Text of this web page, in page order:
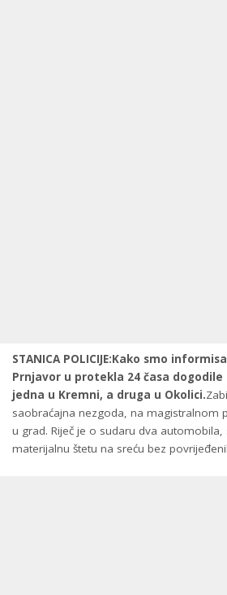
STANICA POLICIJE:Kako smo
Prnjavor u protekla 24 časa dogodile
jedna u Kremni, a druga u Okolici.
saobraćajna nezgoda, na magistralnom
u grad. Riječ je o sudaru dva automobila,
materijalnu štetu na sreću bez